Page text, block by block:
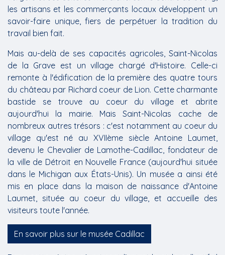
les artisans et les commerçants locaux développent un
savoir-faire unique, fiers de perpétuer la tradition du
travail bien fait.
Mais au-delà de ses capacités agricoles, Saint-Nicolas
de la Grave est un village chargé d'Histoire. Celle-ci
remonte à l'édification de la première des quatre tours
du château par Richard coeur de Lion. Cette charmante
bastide se trouve au coeur du village et abrite
aujourd'hui la mairie. Mais Saint-Nicolas cache de
nombreux autres trésors : c'est notamment au coeur du
village qu'est né au XVIIème siècle Antoine Laumet,
devenu le Chevalier de Lamothe-Cadillac, fondateur de
la ville de Détroit en Nouvelle France (aujourd'hui située
dans le Michigan aux États-Unis). Un musée a ainsi été
mis en place dans la maison de naissance d'Antoine
Laumet, située au coeur du village, et accueille des
visiteurs toute l'année.
En savoir plus sur le musée Cadillac